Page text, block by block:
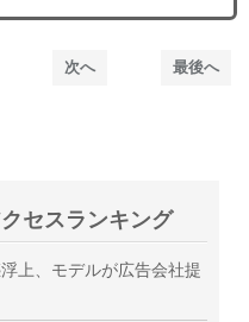
次へ 最後へ
セスランキング
上、モデルが広告会社提